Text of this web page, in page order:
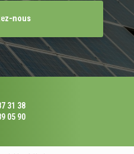
nous
31 38
05 90